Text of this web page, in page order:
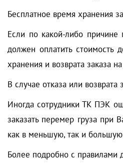
Бесплатное время хранения
Если по какой-либо причине
должен оплатить стоимость
хранения и возврата заказа
В случае отказа или
Иногда сотрудники ТК ПЭК
заказать перемер груза при
как в меньшую, так и большую
Более подробно с правилами